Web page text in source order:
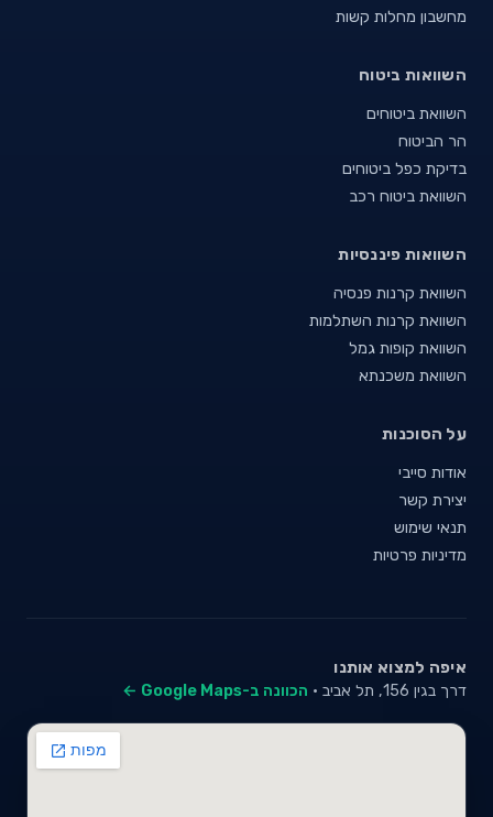
מחשבון מחלות קשות
השוואות ביטוח
השוואת ביטוחים
הר הביטוח
בדיקת כפל ביטוחים
השוואת ביטוח רכב
השוואות פיננסיות
השוואת קרנות פנסיה
השוואת קרנות השתלמות
השוואת קופות גמל
השוואת משכנתא
על הסוכנות
אודות סייבי
יצירת קשר
תנאי שימוש
מדיניות פרטיות
איפה למצוא אותנו
דרך בגין 156, תל אביב · הכוונה ב-Google Maps ←